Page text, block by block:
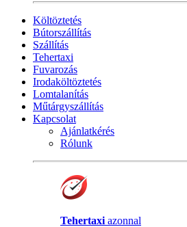
Költöztetés
Bútorszállítás
Szállítás
Tehertaxi
Fuvarozás
Irodaköltöztetés
Lomtalanítás
Műtárgyszállítás
Kapcsolat
Ajánlatkérés
Rólunk
Tehertaxi azonnal